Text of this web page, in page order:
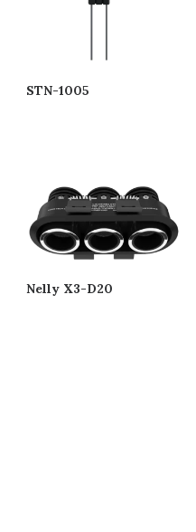
STN-1005
Nelly X3-D20